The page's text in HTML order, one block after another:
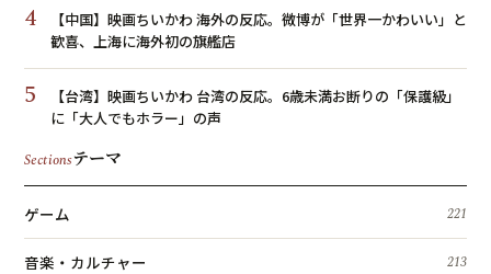
4
【中国】映画ちいかわ 海外の反応。微博が「世界一かわいい」と
歓喜、上海に海外初の旗艦店
5
【台湾】映画ちいかわ 台湾の反応。6歳未満お断りの「保護級」
に「大人でもホラー」の声
Sectionsテーマ
ゲーム 221
音楽・カルチャー 213